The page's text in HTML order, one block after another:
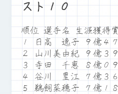
スト１０
順位 選手名 生涯獲得
１ 日高 逸子 ９億４
２ 山川美由紀 ９億３
３ 寺田 千恵 ８億０
４ 谷川 里江 ７億３
５ 鵜飼菜穂子 ７億１